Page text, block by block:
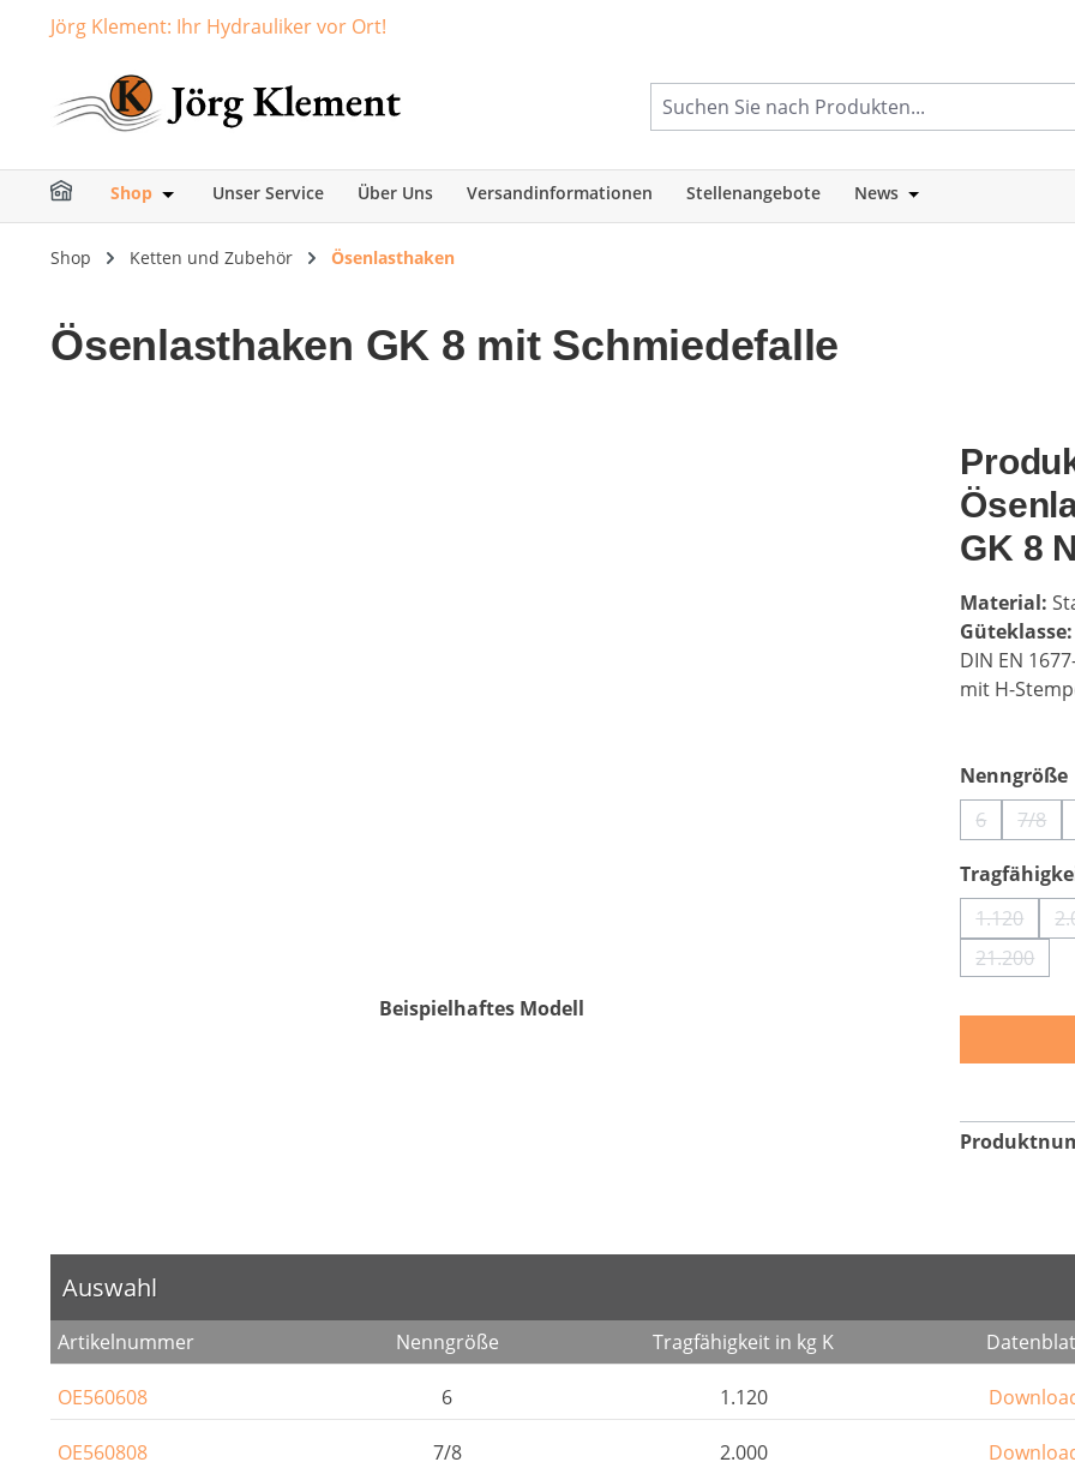
Zur Hauptnavigation springen
Jörg Klement: Ihr Hydrauliker vor Ort!
Shop Öffne oder Schließe das Dropdown der Kategorie Shop
Unser Service Über Uns Versandinformationen Stellenangebote News Öffne oder
Shop Ketten und Zubehör Ösenlasthaken
Ösenlasthaken GK 8 mit Schmiedefalle
Beispielhaftes Modell
GK 8
Material:
DIN EN
mit H-
Nenngröße
6(Diese7/8
1.120(Diese
21.200
(Diese
Auswahl
Artikelnummer Nenngröße Tragfähigkeit in kg K
OE560608 6 1.120
OE560808 7/8 2.000